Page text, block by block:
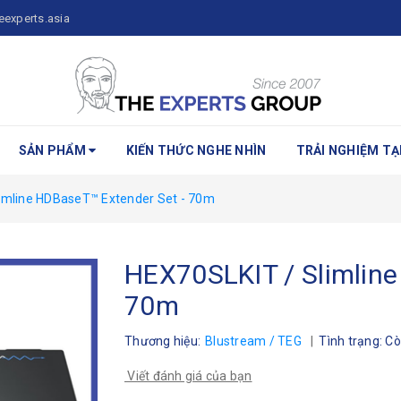
SẢN PHẨM KIẾN THỨC NGHE NHÌN TRẢI NGHIỆM
HDBaseT™ Extender Set - 70m
HEX70SLKIT /
70m
Thương hiệu: Blustream / TEG |Tình trạng:
Viết đánh giá của bạn